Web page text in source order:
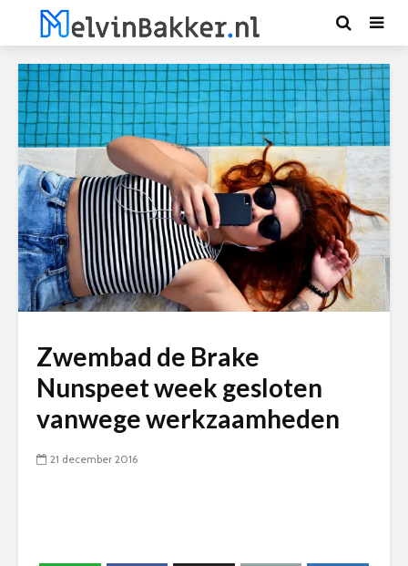
Zwembad de Brake
Nunspeet week gesloten
vanwege werkzaamheden
21 december 2016